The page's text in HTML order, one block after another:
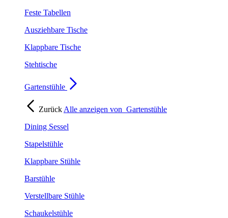
Feste Tabellen
Ausziehbare Tische
Klappbare Tische
Stehtische
Gartenstühle
Zurück Alle anzeigen von Gartenstühle
Dining Sessel
Stapelstühle
Klappbare Stühle
Barstühle
Verstellbare Stühle
Schaukelstühle